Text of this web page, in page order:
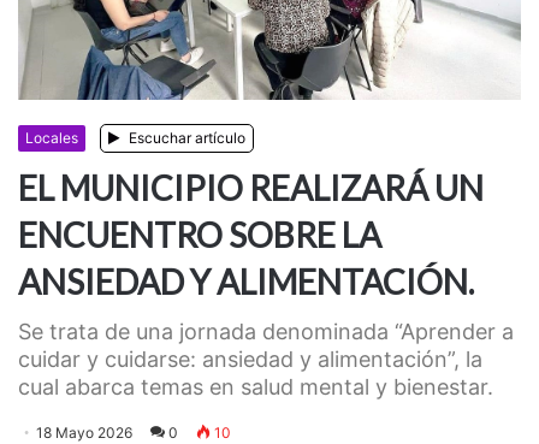
Locales Escuchar artículo
EL MUNICIPIO REALIZARÁ UN
ENCUENTRO SOBRE LA
ANSIEDAD Y ALIMENTACIÓN.
Se trata de una jornada denominada “Aprender a
cuidar y cuidarse: ansiedad y alimentación”, la
cual abarca temas en salud mental y bienestar.
18 Mayo 2026 0 10